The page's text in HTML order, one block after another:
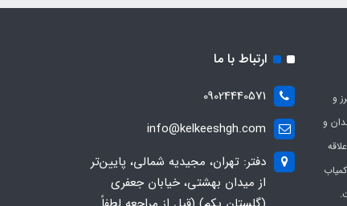
و
و
ارتباط با ما
09024440571
info@kelkeeshgh.com
دفتر: تهران، مجیدیه شمالی، پایین‌تر
از میدان بهشتی، خیابان جعفری